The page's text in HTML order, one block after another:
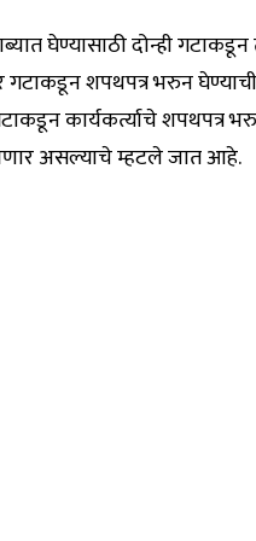
ताब्यात घेण्यासाठी दोन्ही
शपथपत्र भरुन घेण्याची
कार्यकर्त्याचे
असल्याचे म्हटले जात आहे.